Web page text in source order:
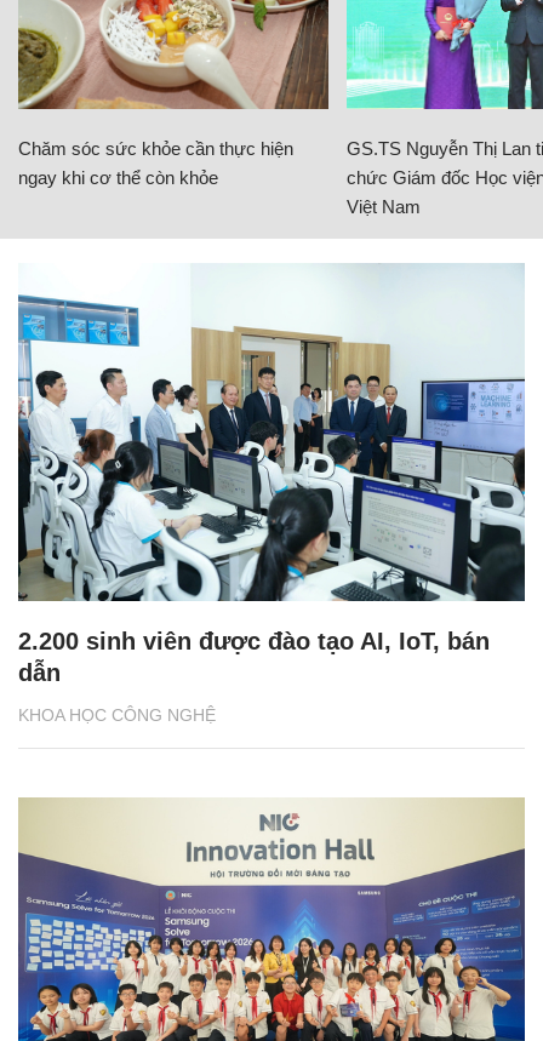
Chăm sóc sức khỏe cần thực hiện
ngay khi cơ thể còn khỏe
GS.TS Nguyễn Thị Lan
chức Giám đốc Học
Việt Nam
KHOA HỌC CÔNG NGHỆ
2.200 sinh viên được đào tạo AI, IoT, bán
dẫn